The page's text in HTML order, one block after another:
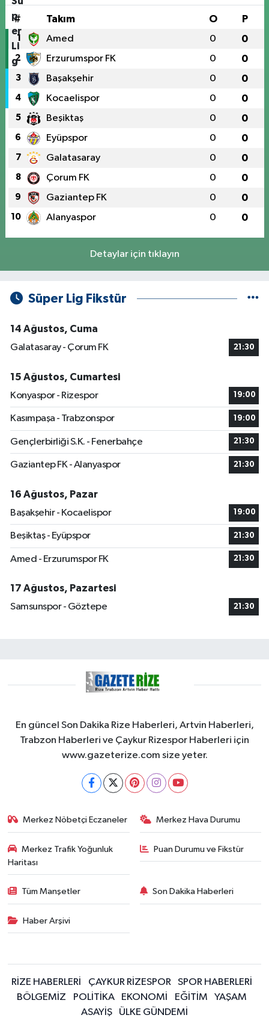
# Takım O P
1 Amed 0 0
2 Erzurumspor FK 0 0
3 Başakşehir 0 0
4 Kocaelispor 0 0
5 Beşiktaş 0 0
6 Eyüpspor 0 0
7 Galatasaray 0 0
8 Çorum FK 0 0
9 Gaziantep FK 0 0
10 Alanyaspor 0 0
Detaylar için tıklayın
Süper Lig Fikstür
14 Ağustos, Cuma
Galatasaray - Çorum FK
21:30
15 Ağustos, Cumartesi
Konyaspor - Rizespor
19:00
Kasımpaşa - Trabzonspor 19:00
Gençlerbirliği S.K. - Fenerbahçe 21:30
Gaziantep FK - Alanyaspor 21:30
16 Ağustos, Pazar
Başakşehir - Kocaelispor
19:00
Beşiktaş - Eyüpspor 21:30
Amed - Erzurumspor FK 21:30
17 Ağustos, Pazartesi
Samsunspor - Göztepe
21:30
En güncel Son Dakika Rize Haberleri, Artvin Haberleri,
Trabzon Haberleri ve Çaykur Rizespor Haberleri için
www.gazeterize.com size yeter.
Merkez Nöbetçi Eczaneler Merkez Hava Durumu
Merkez Trafik Yoğunluk
Haritası
Puan Durumu ve Fikstür
Tüm Manşetler Son Dakika Haberleri
Haber Arşivi
RİZE HABERLERİ ÇAYKUR RİZESPOR
SPOR HABERLERİ
BÖLGEMİZ
POLİTİKA EKONOMİ EĞİTİM
YAŞAM
ASAYİŞ
ÜLKE GÜNDEMİ